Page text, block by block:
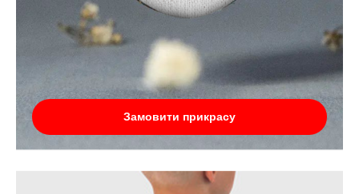
Замовити прикрасу